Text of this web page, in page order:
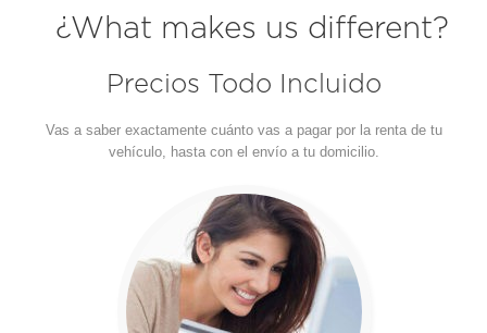
¿What makes us different?
Precios Todo Incluido
Vas a saber exactamente cuánto vas a pagar por la renta de tu
vehículo, hasta con el envío a tu domicilio.